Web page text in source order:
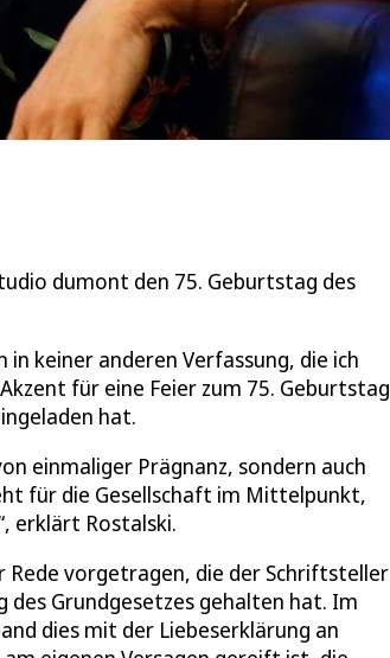
dumont den 75. Geburtstag des
keiner anderen Verfassung, die ich
für eine Feier zum 75. Geburtstag
hat.
einmaliger Prägnanz, sondern auch
für die Gesellschaft im Mittelpunkt,
erklärt Rostalski.
Rede vorgetragen, die der Schriftsteller
des Grundgesetzes gehalten hat. Im
dies mit der Liebeserklärung an